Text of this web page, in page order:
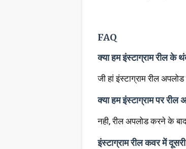
FAQ
क्या हम इंस्टाग्राम रील के
जी हां इंस्टाग्राम रील
क्या हम इंस्टाग्राम पर
नही, रील अपलोड करने के
इंस्टाग्राम रील कवर में